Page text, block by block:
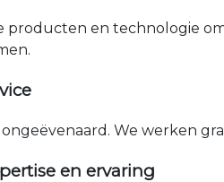
producten en technologie
We werken
en ervaring